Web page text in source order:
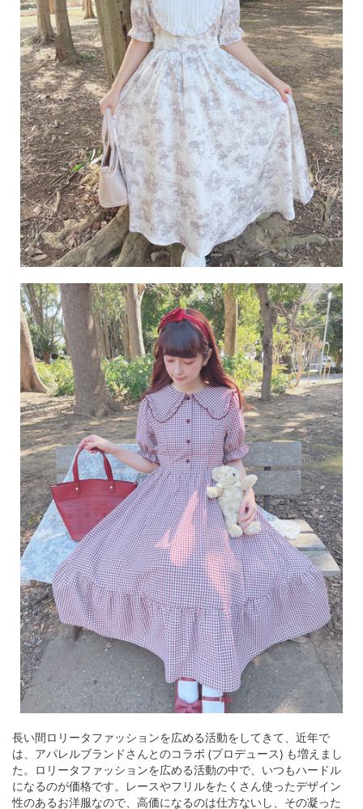
長い間ロリータファッションを広める活動をしてきて、近年で
は、アパレルブランドさんとのコラボ (プロデュース) も増えまし
た。ロリータファッションを広める活動の中で、いつもハードル
になるのが価格です。レースやフリルをたくさん使ったデザイン
性のあるお洋服なので、高価になるのは仕方ないし、その凝った